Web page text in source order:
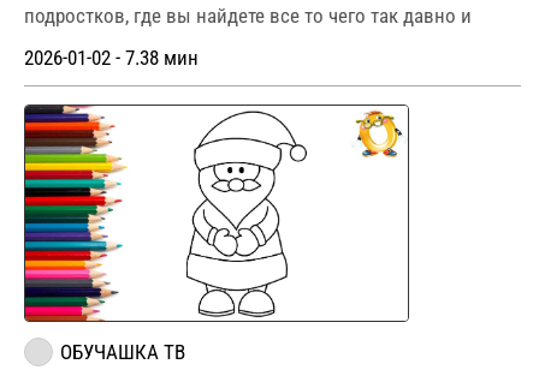
подростков, где вы найдете все то чего так давно и
2026-01-02 - 7.38 мин
ОБУЧАШКА ТВ